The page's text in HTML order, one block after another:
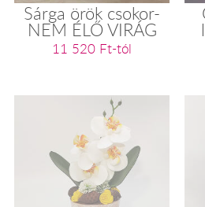
Sárga örök csokor-
NEM ÉLŐ VIRÁG
11 520 Ft-tól